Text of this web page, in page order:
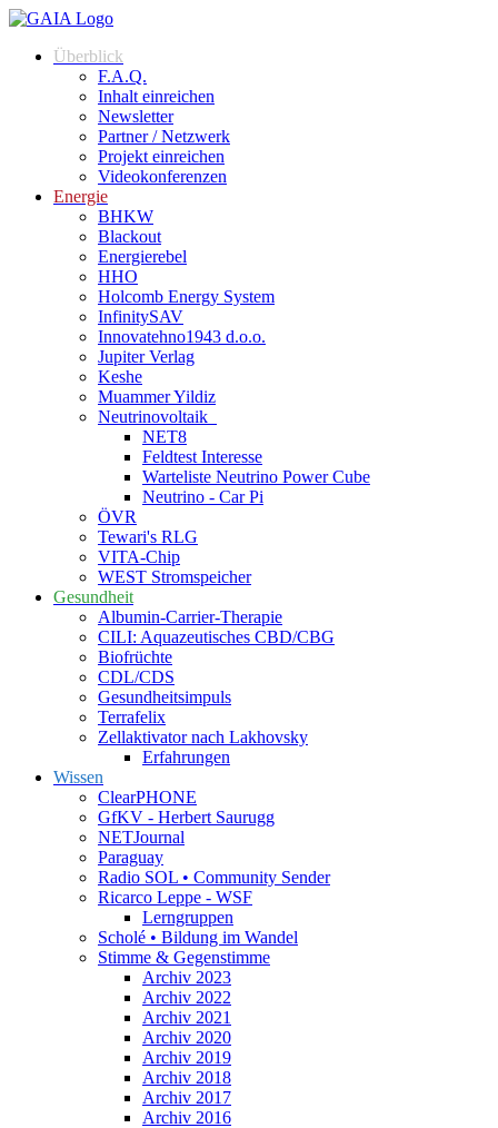
Zum
springenÜberblick
F.A.Q.
Inhalt einreichen
Newsletter
Partner / Netzwerk
Projekt einreichen
Videokonferenzen
Energie
BHKW
Blackout
Energierebel
HHO
Holcomb Energy System
InfinitySAV
Innovatehno1943 d.o.o.
Jupiter Verlag
Keshe
Muammer Yildiz
Neutrinovoltaik
NET8
Feldtest Interesse
Warteliste Neutrino Power Cube
Neutrino - Car Pi
ÖVR
Tewari's RLG
VITA-Chip
WEST Stromspeicher
Gesundheit
Albumin-Carrier-Therapie
CILI: Aquazeutisches CBD/CBG
Biofrüchte
CDL/CDS
Gesundheitsimpuls
Terrafelix
Zellaktivator nach Lakhovsky
Erfahrungen
Wissen
ClearPHONE
GfKV - Herbert Saurugg
NETJournal
Paraguay
Radio SOL • Community Sender
Ricarco Leppe - WSF
Lerngruppen
Scholé • Bildung im Wandel
Stimme & Gegenstimme
Archiv 2023
Archiv 2022
Archiv 2021
Archiv 2020
Archiv 2019
Archiv 2018
Archiv 2017
Archiv 2016